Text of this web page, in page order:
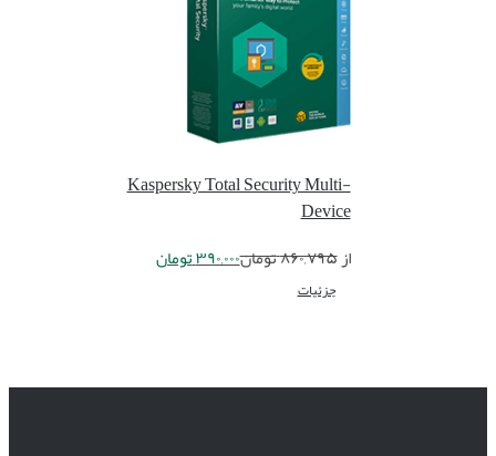
Kaspersky Total Security Multi-
Device
از۸۶۰,۷۹۵تومان۳۹۰,۰۰۰تومان
جزئیات